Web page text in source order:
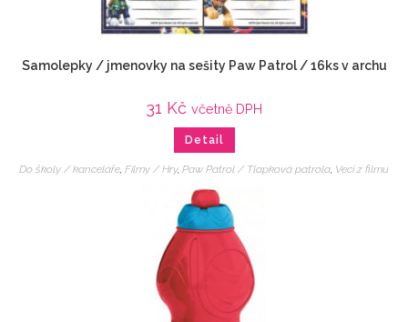
Samolepky / jmenovky na sešity Paw Patrol / 16ks v archu
31 Kč včetně DPH
Detail
Do školy / kanceláře Filmy / Hry, Paw Patrol / Tlapková patrola Veci z filmu